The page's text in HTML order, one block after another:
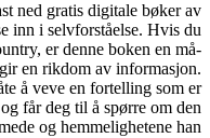
Boken er
Drømmen
er
både
sanne